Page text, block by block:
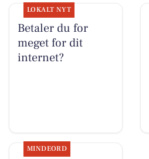
LOKALT NYT
Betaler du for
meget for dit
internet?
MINDEORD